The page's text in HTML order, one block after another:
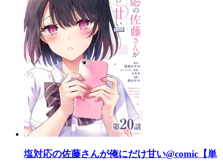
塩対応の佐藤さんが俺にだけ甘い@comic【単